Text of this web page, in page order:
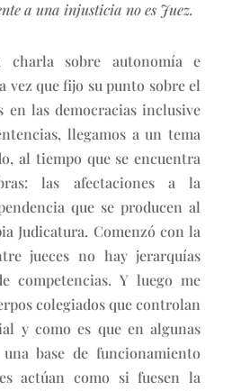
a una injusticia no es Juez.
sobre autonomía e
vez que fijo su punto sobre el
en las democracias inclusive
llegamos a un tema
al tiempo que se encuentra
las afectaciones a la
que se producen al
Judicatura. Comenzó con la
jueces no hay jerarquías
competencias. Y luego me
colegiados que controlan
y como es que en algunas
base de funcionamiento
actúan como si fuesen la